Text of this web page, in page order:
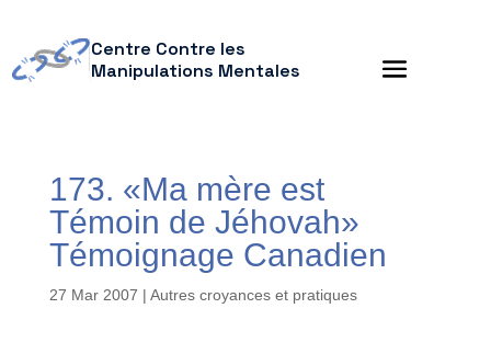
Centre Contre les
Manipulations Mentales
173. «Ma mère est
Témoin de Jéhovah»
Témoignage Canadien
27 Mar 2007 | Autres croyances et pratiques